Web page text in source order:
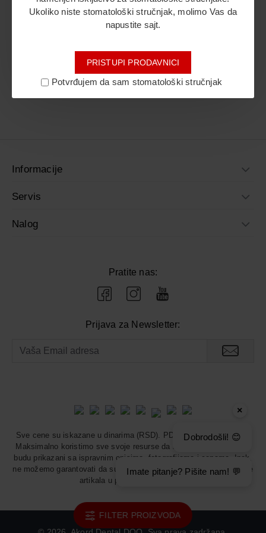
Ukoliko niste stomatološki stručnjak, molimo Vas da
napustite sajt.
PRISTUPI PRODAVNICI
Potvrđujem da sam stomatološki stručnjak
Svi proizvodi su prikazani.
Informacije
Servis
Nalog
Pratite nas:
Prijava za Newsletter:
Sve cene su iskazane u dinarima (RSD). PDV je uračunat u cenu.
Maksimalno koristimo sve svoje resurse da svi artikli u prodavnici
budu prikazani sa ispravnim opisima, fotografijama i cenama. Ipak,
ne možemo garantovati da su sve navedene informacije i fotografije
artikala u potpunosti ispravne.
FILTER PROIZVODA
×
Dobrodošli! 😊
Imate pitanje? Pišite nam! 💬